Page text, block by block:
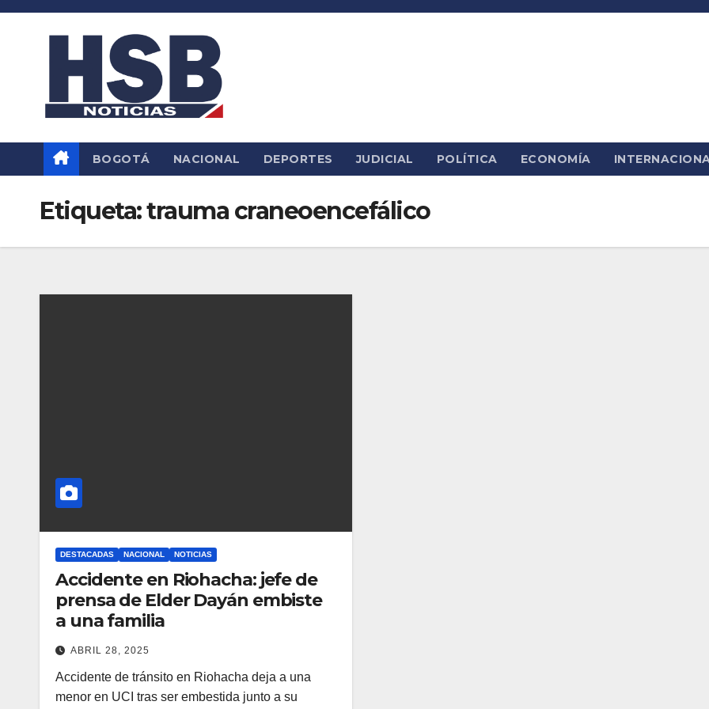
Saltar
BOGOTÁ NACIONAL DEPORTES JUDICIAL POLÍTICA ECONOMÍA
Etiqueta:trauma craneoencefálico
DESTACADAS NACIONAL NOTICIAS
Accidente en Riohacha: jefe de
prensa de Elder Dayán embiste
a una familia
ABRIL 28, 2025
Accidente de tránsito en Riohacha deja a una
menor en UCI tras ser embestida junto a su